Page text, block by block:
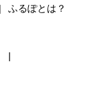
ふるぽとは？